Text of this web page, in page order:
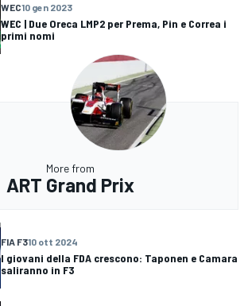
WEC10 gen 2023
WEC | Due Oreca LMP2 per Prema, Pin e Correa i
primi nomi
More from
ART Grand Prix
FIA F310 ott 2024
I giovani della FDA crescono: Taponen e Camara
saliranno in F3